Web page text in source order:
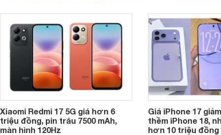
Xiaomi Redmi 17 5G giá hơn 6
triệu đồng, pin trâu 7500 mAh,
màn hình 120Hz
Giá iPhone 17
thềm iPhone 18,
hơn 10 triệu đồng